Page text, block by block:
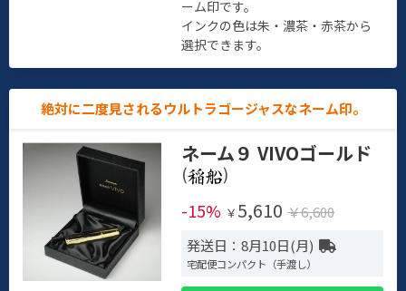
ーム印です。
インクの色は朱・濃茶・赤茶から
選択できます。
絶対に二度見されるウルトラゴージャスなネーム印。
ネーム９ VIVOゴールド
(
)
-15% ￥ 5,610 ￥6,600
発送日：8月10日(月)
宅配便コンパクト（手渡し）